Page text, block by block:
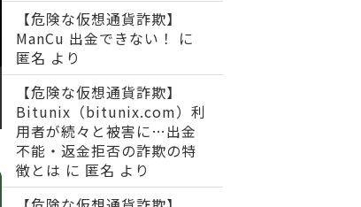
【危険な仮想通貨詐欺】
ManCu 出金できない！
に
匿名 より
【危険な仮想通貨詐欺】
Bitunix（bitunix.com）利
用者が続々と被害に…出金
不能・返金拒否の詐欺の特
徴とは に 匿名 より